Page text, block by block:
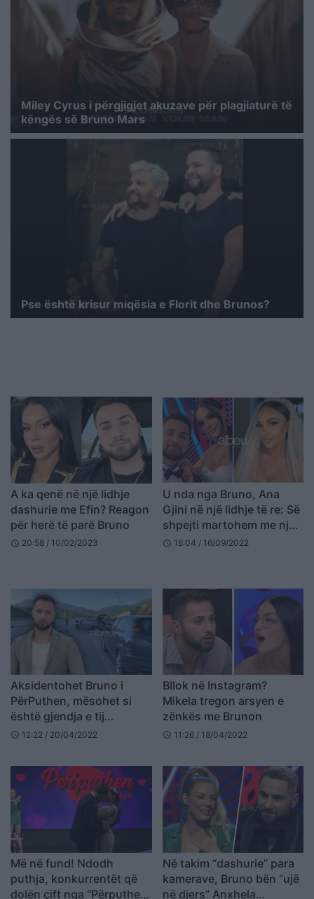
Miley Cyrus i përgjigjet akuzave për plagjiaturë të
këngës së Bruno Mars
Pse është krisur miqësia e Florit dhe Brunos?
A ka qenë në një lidhje
dashurie me Efin? Reagon
për herë të parë Bruno
schedule 20:58 / 10/02/2023
U nda nga Bruno, Ana
Gjini në një lidhje të re: Së
shpejti martohem me një
verior
schedule 18:04 / 16/09/2022
Aksidentohet Bruno i
PërPuthen, mësohet si
është gjendja e tij
shëndetësore
schedule 12:22 / 20/04/2022
Bllok në Instagram?
Mikela tregon arsyen e
zënkës me Brunon
schedule 11:26 / 18/04/2022
Më në fund! Ndodh
puthja, konkurrentët që
dolën çift nga “Përputhen”
Në takim “dashurie” para
kamerave, Bruno bën “ujë
në djers” Anxhela